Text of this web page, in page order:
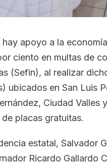
hay apoyo a la
ciento en multas de
(Sefin), al realizar
ubicados en San Luis
Ciudad Valles
placas gratuitas.
estatal, Salvador
Ricardo Gallardo